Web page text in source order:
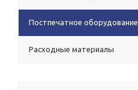
Постпечатное оборудование
Расходные материалы